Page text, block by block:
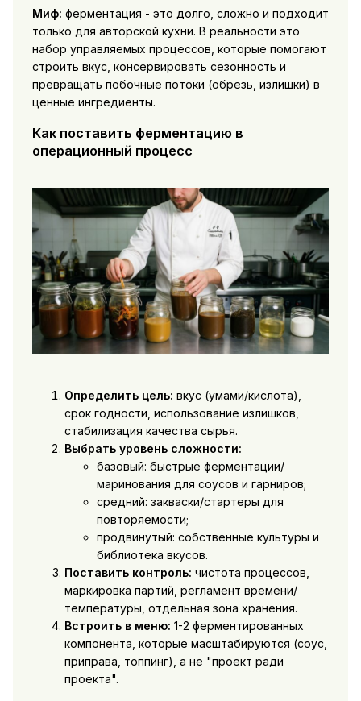
Миф: ферментация - это долго, сложно и подходит
только для авторской кухни. В реальности это
набор управляемых процессов, которые помогают
строить вкус, консервировать сезонность и
превращать побочные потоки (обрезь, излишки) в
ценные ингредиенты.
Как поставить ферментацию в
операционный процесс
Определить цель: вкус (умами/кислота),
срок годности, использование излишков,
стабилизация качества сырья.
Выбрать уровень сложности:
базовый: быстрые ферментации/
маринования для соусов и гарниров;
средний: закваски/стартеры для
повторяемости;
продвинутый: собственные культуры и
библиотека вкусов.
Поставить контроль: чистота процессов,
маркировка партий, регламент времени/
температуры, отдельная зона хранения.
Встроить в меню: 1-2 ферментированных
компонента, которые масштабируются (соус,
приправа, топпинг), а не "проект ради
проекта".